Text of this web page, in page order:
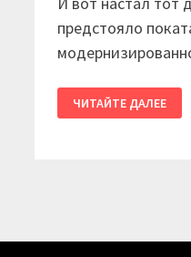
предстояло
/
ВЬЕТНАМ.
ЧИТАЙТЕ ДАЛЕЕ